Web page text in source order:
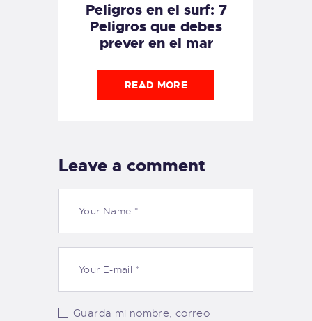
Peligros en el surf: 7
Peligros que debes
prever en el mar
READ MORE
Leave a comment
Guarda mi nombre, correo